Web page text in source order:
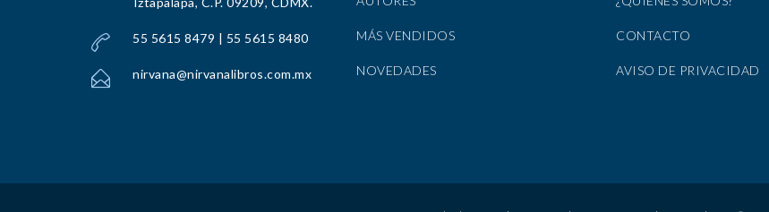
55 5615 8479 | 55 5615 8480
nirvana@nirvanalibros.com.mx
MÁS VENDIDOS
NOVEDADES
CONTACTO
AVISO DE PRIVACIDAD